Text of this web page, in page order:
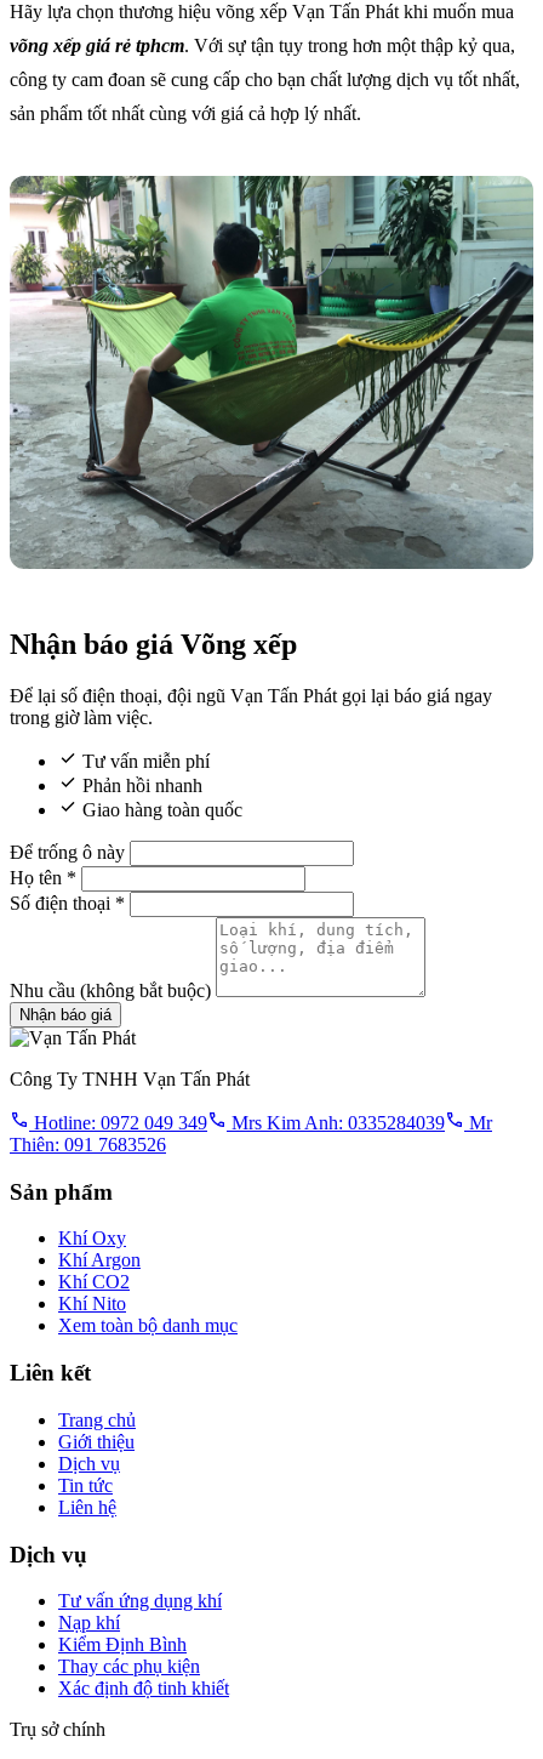
Hãy lựa chọn thương hiệu võng xếp Vạn Tấn Phát khi muốn mua
võng xếp giá rẻ tphcm. Với sự tận tụy trong hơn một thập kỷ qua,
công ty cam đoan sẽ cung cấp cho bạn chất lượng dịch vụ tốt nhất,
sản phẩm tốt nhất cùng với giá cả hợp lý nhất.
Nhận báo giá Võng xếp
Để lại số điện thoại, đội ngũ Vạn Tấn Phát gọi lại báo giá ngay
trong giờ làm việc.
Tư vấn miễn phí
Phản hồi nhanh
Giao hàng toàn quốc
Để trống ô này
Họ tên *
Số điện thoại *
Nhu cầu (không bắt buộc)
Nhận báo giá
Công Ty TNHH Vạn Tấn Phát
Hotline: 0972 049 349 Mrs Kim Anh: 0335284039
Mr
Thiên: 091 7683526
Sản phẩm
Khí Oxy
Khí Argon
Khí CO2
Khí Nito
Xem toàn bộ danh mục
Liên kết
Trang chủ
Giới thiệu
Dịch vụ
Tin tức
Liên hệ
Dịch vụ
Tư vấn ứng dụng khí
Nạp khí
Kiểm Định Bình
Thay các phụ kiện
Xác định độ tinh khiết
Trụ sở chính